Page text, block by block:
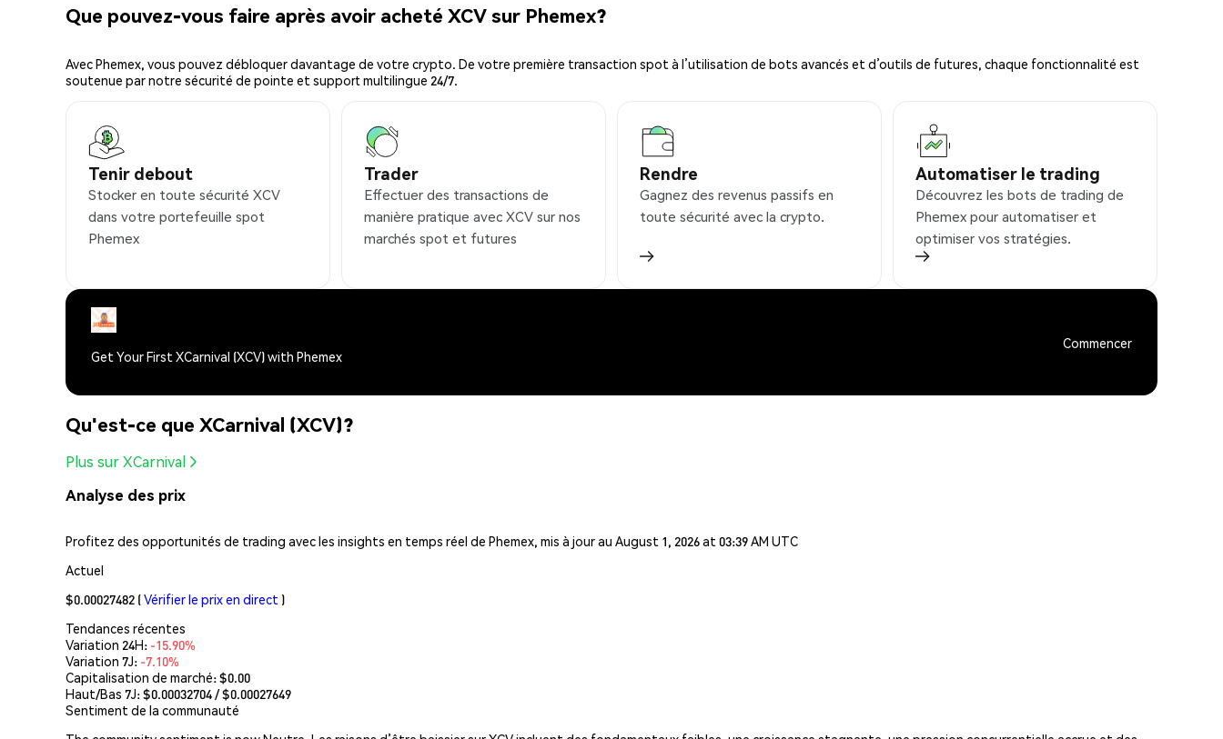
Que pouvez-vous faire après avoir acheté XCV sur Phemex?
Avec Phemex, vous pouvez débloquer davantage de votre crypto. De votre première transaction spot à l’utilisation de bots avancés et d’outils de futures, chaque fonctionnalité est
soutenue par notre sécurité de pointe et support multilingue 24/7.
Tenir debout
Stocker en toute sécurité XCV
dans votre portefeuille spot
Phemex
Trader
Effectuer des transactions de
manière pratique avec XCV sur nos
marchés spot et futures
Rendre
Gagnez des revenus passifs en
toute sécurité avec la crypto.
Automatiser le trading
Découvrez les bots de trading de
Phemex pour automatiser et
optimiser vos stratégies.
Get Your First XCarnival (XCV) with Phemex
Commencer
Qu'est-ce que XCarnival (XCV)?
Plus sur XCarnival
Analyse des prix
Profitez des opportunités de trading avec les insights en temps réel de Phemex, mis à jour au August 1, 2026 at 03:39 AM UTC
Actuel
$0.00027482 (Vérifier le prix en direct )
Tendances récentes
Variation 24H: -15.90%
Variation 7J: -7.10%
Capitalisation de marché:$0.00
Haut/Bas 7J: $0.00032704/ $0.00027649
Sentiment de la communauté